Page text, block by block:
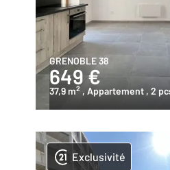
GRENOBLE 38
649 €
37,9 m2 , Appartement , 2
Exclusivité